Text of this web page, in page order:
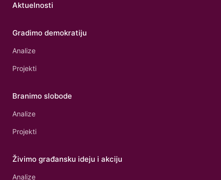
Aktuelnosti
Gradimo demokratiju
Analize
Projekti
Branimo slobode
Analize
Projekti
Živimo građansku ideju i akciju
Analize